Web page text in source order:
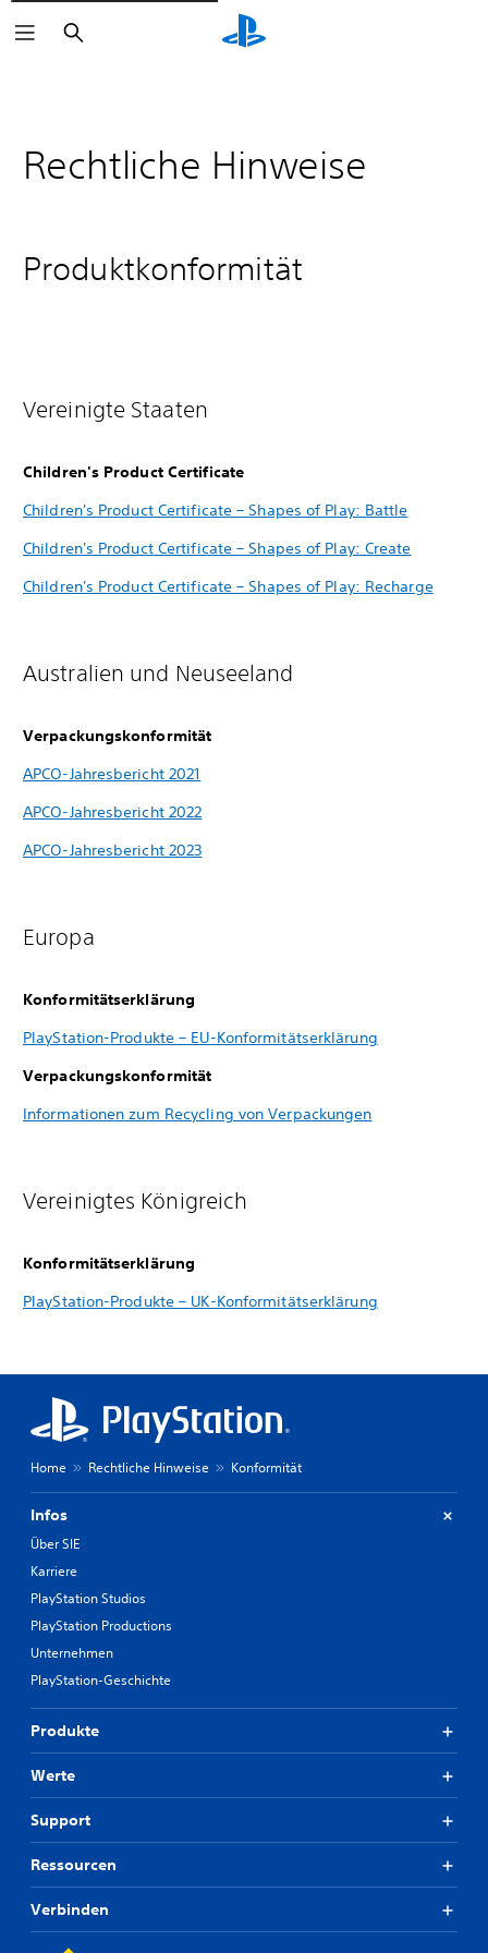
Suchen
Rechtliche Hinweise
Produktkonformität
Vereinigte Staaten
Children's Product Certificate
Children's Product Certificate – Shapes of Play: Battle
Children's Product Certificate – Shapes of Play: Create
Children's Product Certificate – Shapes of Play: Recharge
Australien und Neuseeland
Verpackungskonformität
APCO-Jahresbericht 2021
APCO-Jahresbericht 2022
APCO-Jahresbericht 2023
Europa
Konformitätserklärung
PlayStation-Produkte – EU-Konformitätserklärung
Verpackungskonformität
Informationen zum Recycling von Verpackungen
Vereinigtes Königreich
Konformitätserklärung
PlayStation-Produkte – UK-Konformitätserklärung
Home Rechtliche Hinweise Konformität
Infos
Über SIE
Karriere
PlayStation Studios
PlayStation Productions
Unternehmen
PlayStation-Geschichte
Produkte
Werte
Support
Ressourcen
Verbinden